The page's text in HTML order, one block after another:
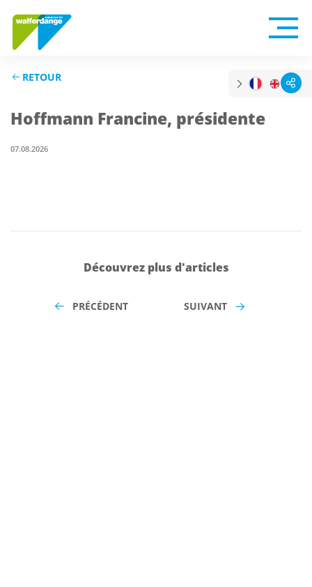
RETOUR
Hoffmann Francine, présidente
07.08.2026
Découvrez plus d'articles
PRÉCÉDENT SUIVANT